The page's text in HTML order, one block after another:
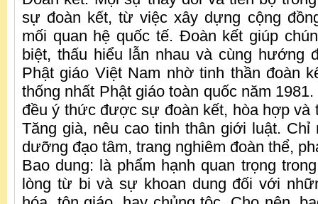
sự đoàn kết, từ việc xây dựng cộng
mối quan hệ quốc tế. Đoàn kết giúp
biệt, thấu hiểu lẫn nhau và cùng hướng
Phật giáo Việt Nam nhờ tinh thần đoàn
thống nhất Phật giáo toàn quốc năm
đều ý thức được sự đoàn kết, hòa hợp và
Tăng già, nêu cao tinh thân giới luật.
dưỡng đạo tâm, trang nghiêm đoàn thể,
Bao dung: là phẩm hạnh quan trọng
lòng từ bi và sự khoan dung đối với